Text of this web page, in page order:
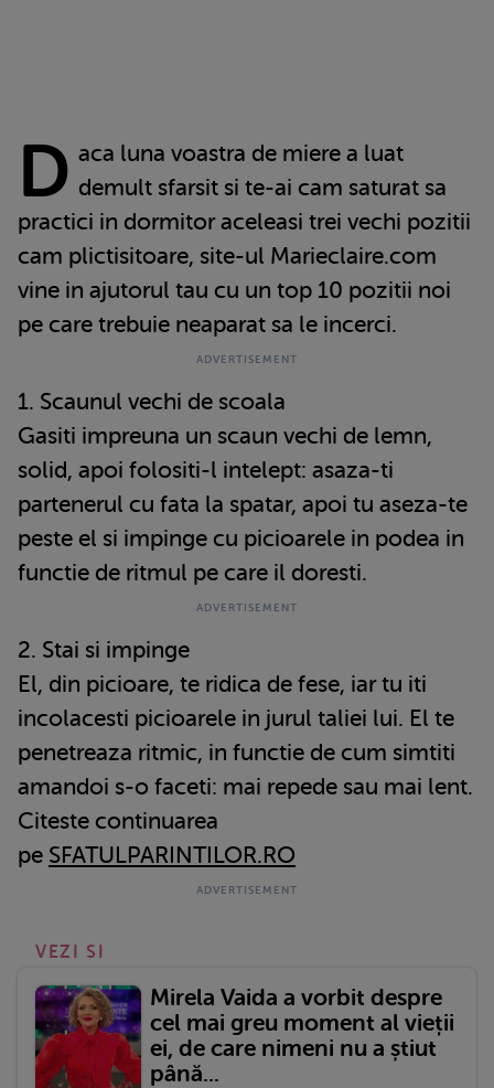
D aca luna voastra de miere a luat
demult sfarsit si te-ai cam saturat sa
practici in dormitor aceleasi trei vechi pozitii
cam plictisitoare, site-ul Marieclaire.com
vine in ajutorul tau cu un top 10 pozitii noi
pe care trebuie neaparat sa le incerci.
1. Scaunul vechi de scoala
Gasiti impreuna un scaun vechi de lemn,
solid, apoi folositi-l intelept: asaza-ti
partenerul cu fata la spatar, apoi tu aseza-te
peste el si impinge cu picioarele in podea in
functie de ritmul pe care il doresti.
2. Stai si impinge
El, din picioare, te ridica de fese, iar tu iti
incolacesti picioarele in jurul taliei lui. El te
penetreaza ritmic, in functie de cum simtiti
amandoi s-o faceti: mai repede sau mai lent.
Citeste continuarea
pe SFATULPARINTILOR.RO
VEZI SI
Mirela Vaida a vorbit despre
cel mai greu moment al vieții
ei, de care nimeni nu a știut
până...